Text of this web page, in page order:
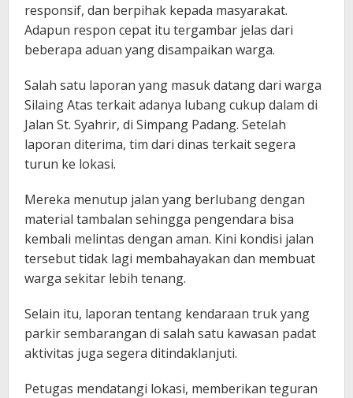
responsif, dan berpihak kepada masyarakat.
Adapun respon cepat itu tergambar jelas dari
beberapa aduan yang disampaikan warga.
Salah satu laporan yang masuk datang dari warga
Silaing Atas terkait adanya lubang cukup dalam di
Jalan St. Syahrir, di Simpang Padang. Setelah
laporan diterima, tim dari dinas terkait segera
turun ke lokasi.
Mereka menutup jalan yang berlubang dengan
material tambalan sehingga pengendara bisa
kembali melintas dengan aman. Kini kondisi jalan
tersebut tidak lagi membahayakan dan membuat
warga sekitar lebih tenang.
Selain itu, laporan tentang kendaraan truk yang
parkir sembarangan di salah satu kawasan padat
aktivitas juga segera ditindaklanjuti.
Petugas mendatangi lokasi, memberikan teguran